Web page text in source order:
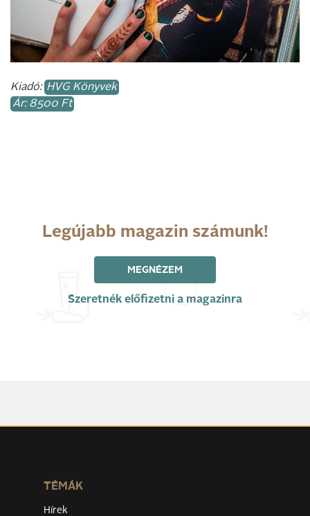
Kiadó: HVG Könyvek
Ár: 8500 Ft
Legújabb magazin számunk!
MEGNÉZEM
Szeretnék előfizetni a magazinra
TÉMÁK
Hírek